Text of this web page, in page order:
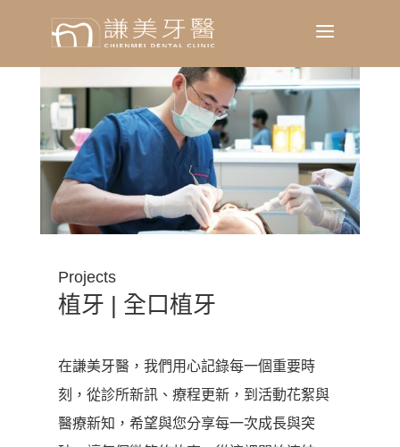
a
Projects
植牙 | 全口植牙
在謙美牙醫，我們用心記錄每一個重要時
刻，從診所新訊、療程更新，到活動花絮與
醫療新知，希望與您分享每一次成長與突